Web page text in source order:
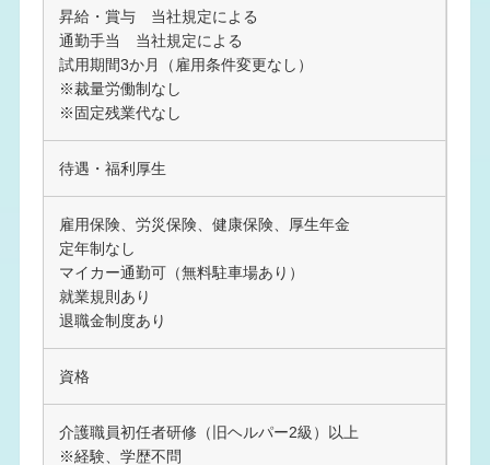
昇給・賞与 当社規定による
通勤手当 当社規定による
試用期間3か月（雇用条件変更なし）
※裁量労働制なし
※固定残業代なし
待遇・福利厚生
雇用保険、労災保険、健康保険、厚生年金
定年制なし
マイカー通勤可（無料駐車場あり）
就業規則あり
退職金制度あり
資格
介護職員初任者研修（旧ヘルパー2級）以上
※経験、学歴不問